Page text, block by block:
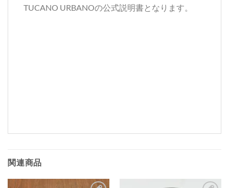
TUCANO URBANOの公式説明書となります。
関連商品